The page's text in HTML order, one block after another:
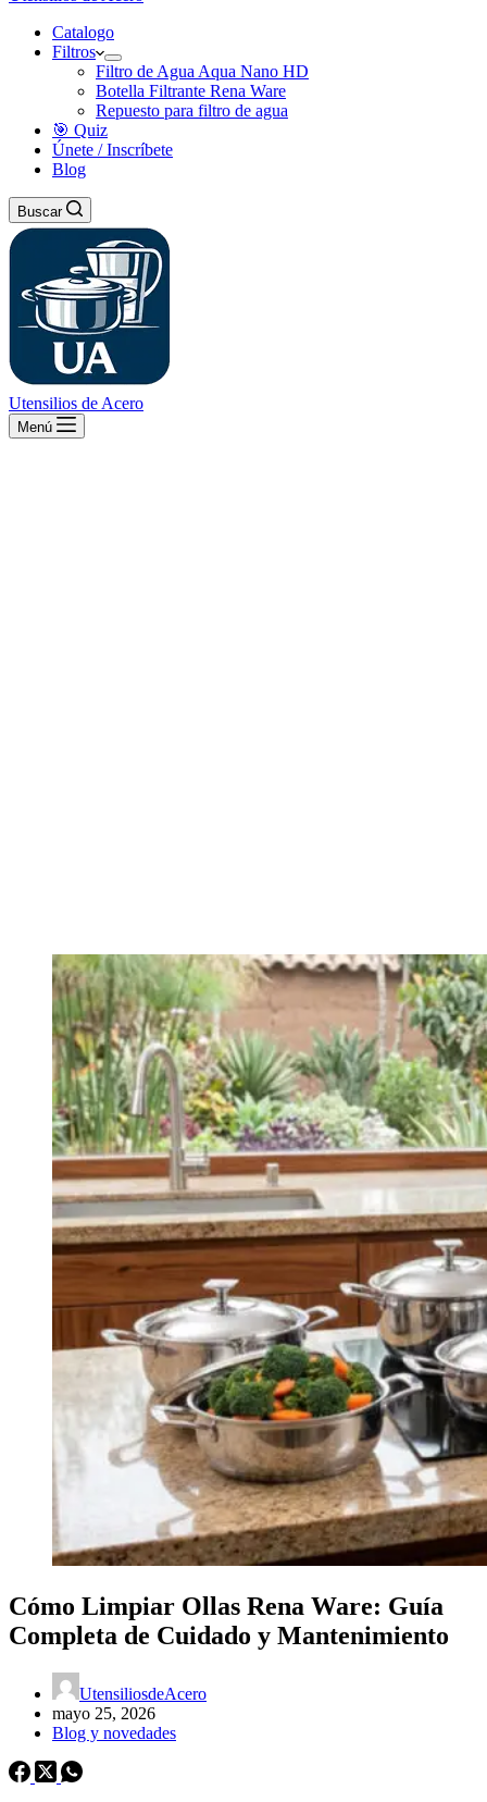
Catalogo
Filtros
Filtro de Agua Aqua Nano HD
Botella Filtrante Rena Ware
Repuesto para filtro de agua
🎯 Quiz
Únete / Inscríbete
Blog
Buscar
Utensilios de Acero
Menú
Cómo Limpiar Ollas Rena Ware: Guía
Completa de Cuidado y Mantenimiento
UtensiliosdeAcero
mayo 25, 2026
Blog y novedades